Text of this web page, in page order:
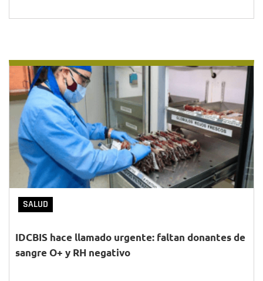
SALUD
IDCBIS hace llamado urgente: faltan donantes de
sangre O+ y RH negativo